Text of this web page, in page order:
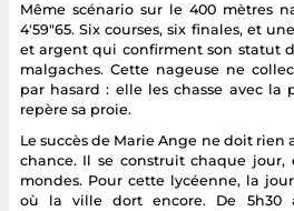
Même scénario sur le 400 mètres
4'59"65. Six courses, six finales, et
et argent qui confirment son statut
malgaches. Cette nageuse ne
par hasard : elle les chasse avec
repère sa proie.
Le succès de Marie Ange ne doit rien
chance. Il se construit chaque
mondes. Pour cette lycéenne, la
où la ville dort encore. De 5h30